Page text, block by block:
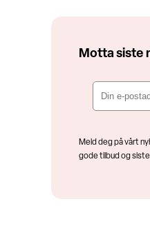
Motta siste
Meld deg på vårt
gode tilbud og